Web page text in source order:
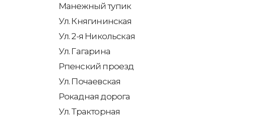
Манежный тупик
Ул. Княгининская
Ул. 2-я Никольская
Ул. Гагарина
Рпенский проезд
Ул. Почаевская
Рокадная дорога
Ул. Тракторная